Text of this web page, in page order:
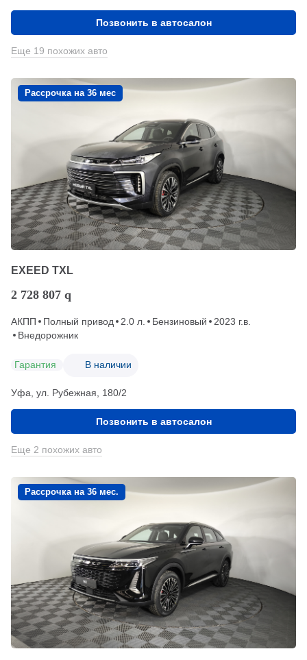
Позвонить в автосалон
Еще 19 похожих авто
Рассрочка на 36 мес
EXEED TXL
2 728 807 q
АКПП Полный привод 2.0 л. Бензиновый
2023 г.в.
Внедорожник
Гарантия В наличии
Уфа, ул. Рубежная, 180/2
Позвонить в автосалон
Еще 2 похожих авто
Рассрочка на 36 мес.